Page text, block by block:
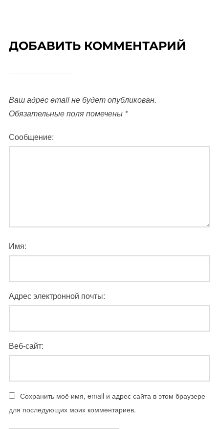
ДОБАВИТЬ КОММЕНТАРИЙ
Ваш адрес email не будет опубликован.
Обязательные поля помечены *
Сообщение:
Имя:
Адрес электронной почты:
Веб-сайт:
Сохранить моё имя, email и адрес сайта в этом браузере
для последующих моих комментариев.